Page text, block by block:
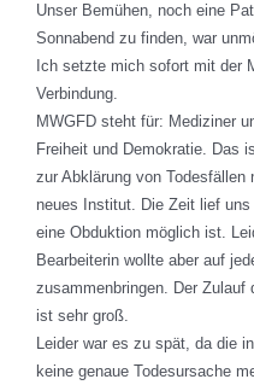
Unser Bemühen, noch eine
Sonnabend zu finden, war
Ich setzte mich sofort mit der
Verbindung.
MWGFD steht für: Mediziner
Freiheit und Demokratie. Das
zur Abklärung von
neues Institut. Die Zeit lief
eine Obduktion möglich ist.
Bearbeiterin wollte aber auf
zusammenbringen. Der Zulauf
ist sehr groß.
Leider war es zu spät, da die
keine genaue Todesursache